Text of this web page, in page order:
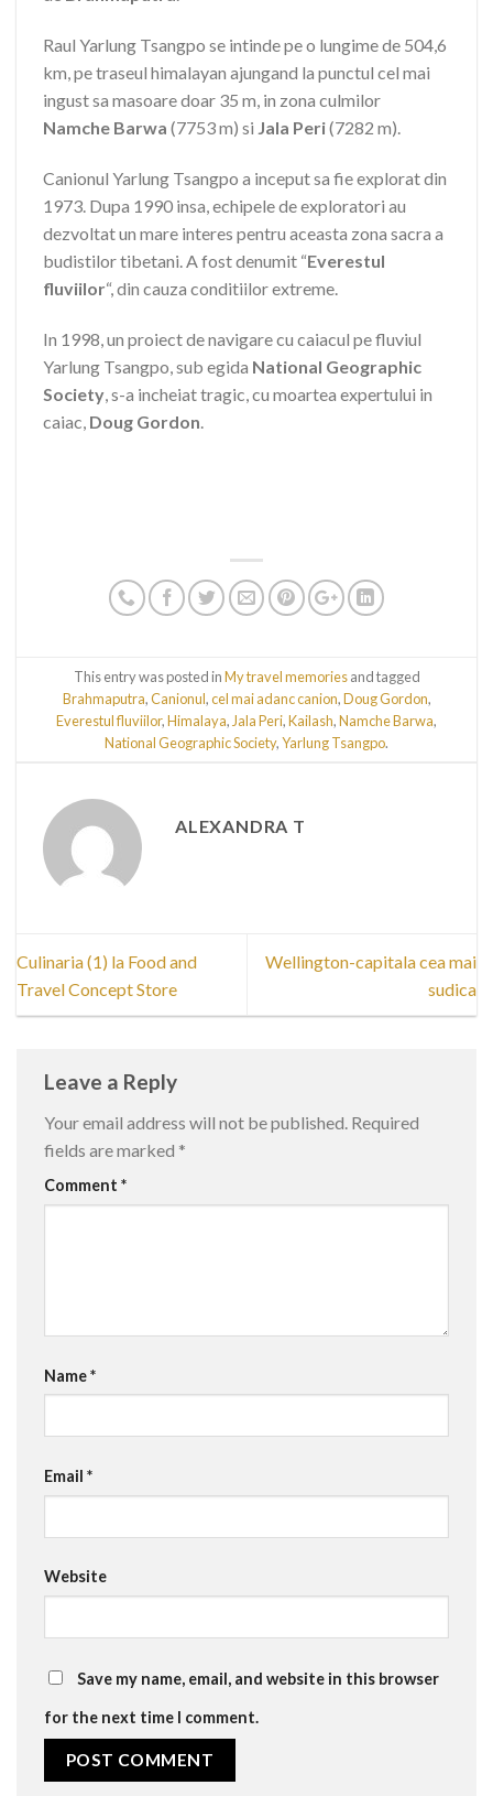
Raul Yarlung Tsangpo se intinde pe o lungime de 504,6
km, pe traseul himalayan ajungand la punctul cel mai
ingust sa masoare doar 35 m, in zona culmilor
Namche Barwa (7753 m) si Jala Peri(7282 m).
Canionul Yarlung Tsangpo a inceput sa fie explorat din
1973. Dupa 1990 insa, echipele de exploratori au
dezvoltat un mare interes pentru aceasta zona sacra a
budistilor tibetani. A fost denumit “Everestul
fluviilor“, din cauza conditiilor extreme.
In 1998, un proiect de navigare cu caiacul pe fluviul
Yarlung Tsangpo, sub egida National Geographic
Society, s-a incheiat tragic, cu moartea expertului in
caiac, Doug Gordon.
This entry was posted inMy travel memoriesand tagged
Brahmaputra,Canionul,cel mai adanc canion,Doug Gordon,
Everestul fluviilor,Himalaya, Jala Peri,Kailash,Namche Barwa,
National Geographic Society,Yarlung Tsangpo.
ALEXANDRA T
Culinaria (1) la Food and
Travel Concept Store
Wellington-capitala cea mai
sudica
Leave a Reply
Your email address will not be published. Required
fields are marked *
Comment *
Name*
Email *
Website
Save my name, email, and website in this browser
for the next time I comment.